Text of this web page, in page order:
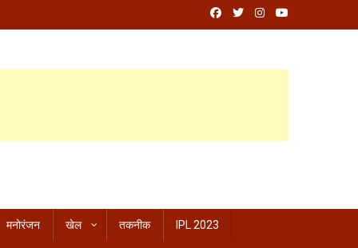
मनोरंजन खेल तकनीक IPL 2023